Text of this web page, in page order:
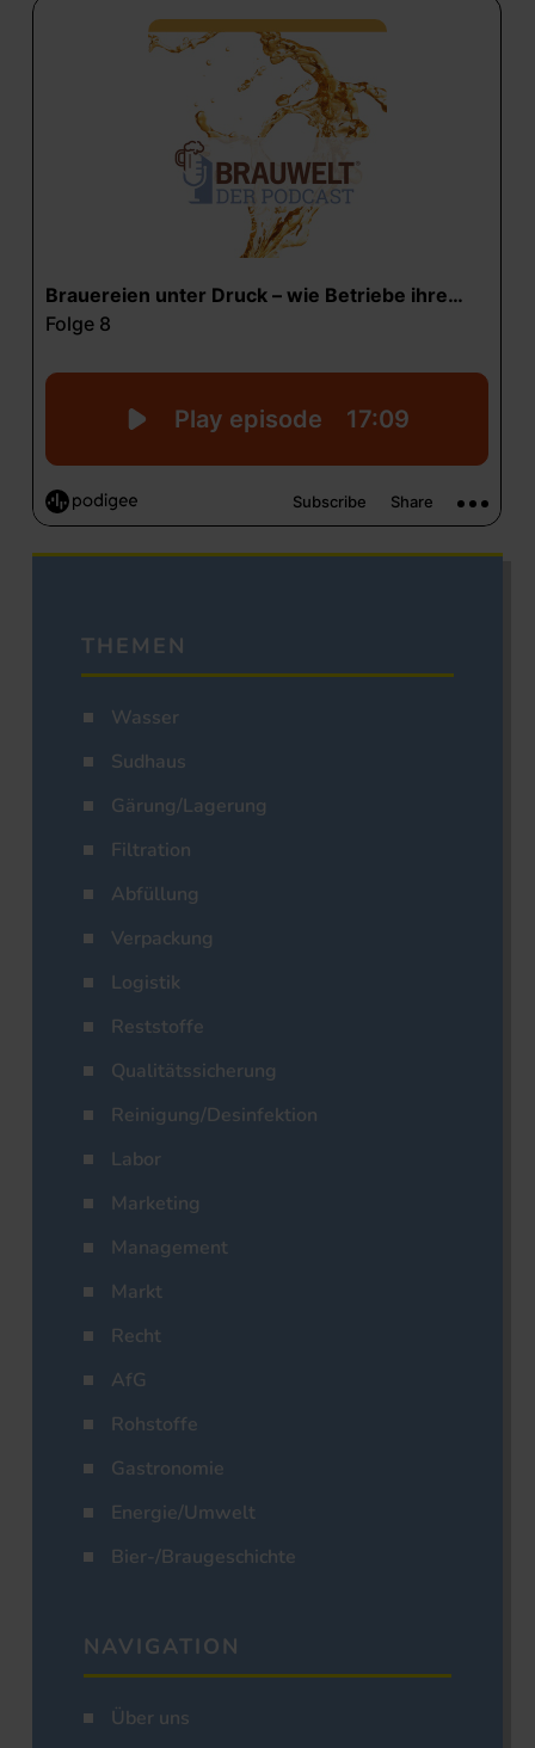
THEMEN
Wasser
Sudhaus
Gärung/Lagerung
Filtration
Abfüllung
Verpackung
Logistik
Reststoffe
Qualitätssicherung
Reinigung/Desinfektion
Labor
Marketing
Management
Markt
Recht
AfG
Rohstoffe
Gastronomie
Energie/Umwelt
Bier-/Braugeschichte
NAVIGATION
Über uns